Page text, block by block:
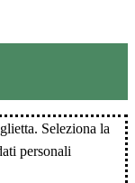
Seleziona la
personali